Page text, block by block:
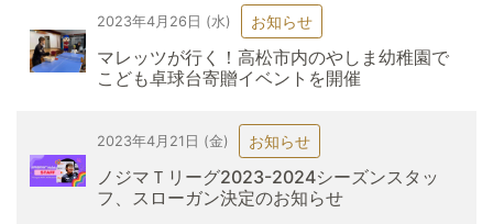
2023年4月26日 (水) お知らせ
マレッツが行く！高松市内のやしま幼稚園で
こども卓球台寄贈イベントを開催
2023年4月21日 (金) お知らせ
ノジマＴリーグ2023-2024シーズンスタッ
フ、スローガン決定のお知らせ